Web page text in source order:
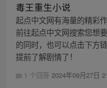
毒王重生小说
起点中文网有海量的精彩
前往起点中文网搜索您想
的同时，也可以点击下方
提前了解剧情了！
1 个回答 2024年09月27日